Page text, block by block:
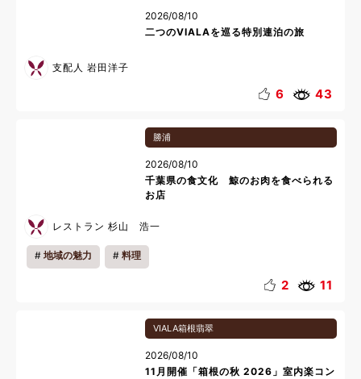
2026/08/10
二つのVIALAを巡る特別連泊の旅
支配人 岩田洋子
6 43
勝浦
2026/08/10
千葉県の食文化 鯨のお肉を食べられる
お店
レストラン 杉山 浩一
地域の魅力 料理
2 11
VIALA箱根翡翠
2026/08/10
11月開催「箱根の秋 2026」室内楽コン